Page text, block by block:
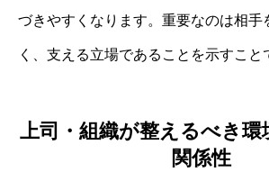
づきやすくなります。重要なのは相手
く、支える立場であることを示すこと
上司・組織が整えるべき環
関係性